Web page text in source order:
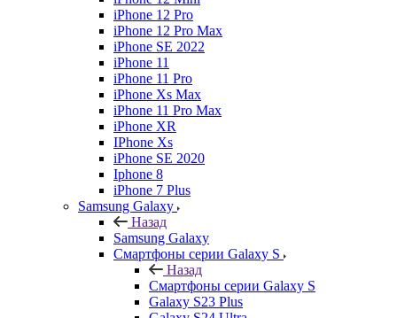
iPhone 12 Pro
iPhone 12 Pro Max
iPhone SE 2022
iPhone 11
iPhone 11 Pro
iPhone Xs Max
iPhone 11 Pro Max
iPhone XR
IPhone Xs
iPhone SE 2020
Iphone 8
iPhone 7 Plus
Samsung Galaxy
Назад
Samsung Galaxy
Смартфоны серии Galaxy S
Назад
Смартфоны серии Galaxy S
Galaxy S23 Plus